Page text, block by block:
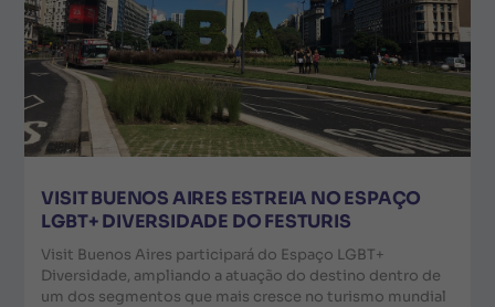
VISIT BUENOS AIRES ESTREIA NO ESPAÇO
LGBT+ DIVERSIDADE DO FESTURIS
Visit Buenos Aires participará do Espaço LGBT+
Diversidade, ampliando a atuação do destino dentro de
um dos segmentos que mais cresce no turismo mundial